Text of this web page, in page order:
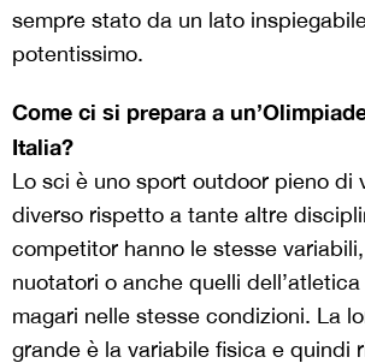
sempre stato da un lato
potentissimo.
Come ci si prepara a
Italia?
Lo sci è uno sport outdoor pieno di
diverso rispetto a tante altre
competitor hanno le stesse
nuotatori o anche quelli
magari nelle stesse condizioni. La
grande è la variabile fisica e quindi